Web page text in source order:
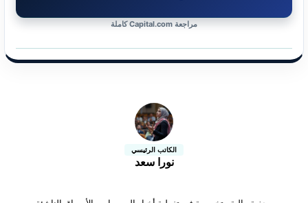
مراجعة Capital.com كاملة
الكاتب الرئيسي
نورا سعد